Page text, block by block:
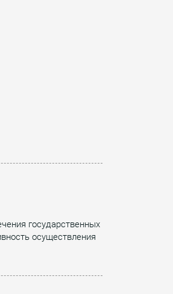
государственных
осуществления